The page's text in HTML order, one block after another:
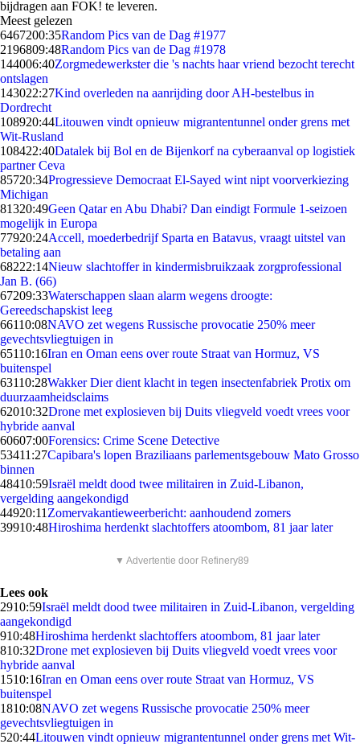
bijdragen aan FOK! te leveren.
Meest gelezen
6467200:35Random Pics van de Dag #1977
2196809:48Random Pics van de Dag #1978
144006:40Zorgmedewerkster die 's nachts haar vriend bezocht terecht
ontslagen
143022:27Kind overleden na aanrijding door AH-bestelbus in
Dordrecht
108920:44Litouwen vindt opnieuw migrantentunnel onder grens met
Wit-Rusland
108422:40Datalek bij Bol en de Bijenkorf na cyberaanval op logistiek
partner Ceva
85720:34Progressieve Democraat El-Sayed wint nipt voorverkiezing
Michigan
81320:49Geen Qatar en Abu Dhabi? Dan eindigt Formule 1-seizoen
mogelijk in Europa
77920:24Accell, moederbedrijf Sparta en Batavus, vraagt uitstel van
betaling aan
68222:14Nieuw slachtoffer in kindermisbruikzaak zorgprofessional
Jan B. (66)
67209:33Waterschappen slaan alarm wegens droogte:
Gereedschapskist leeg
66110:08NAVO zet wegens Russische provocatie 250% meer
gevechtsvliegtuigen in
65110:16Iran en Oman eens over route Straat van Hormuz, VS
buitenspel
63110:28Wakker Dier dient klacht in tegen insectenfabriek Protix om
duurzaamheidsclaims
62010:32Drone met explosieven bij Duits vliegveld voedt vrees voor
hybride aanval
60607:00Forensics: Crime Scene Detective
53411:27Capibara's lopen Braziliaans parlementsgebouw Mato Grosso
binnen
48410:59Israël meldt dood twee militairen in Zuid-Libanon,
vergelding aangekondigd
44920:11 Zomervakantieweerbericht: aanhoudend zomers
39910:48Hiroshima herdenkt slachtoffers atoombom, 81 jaar later
▼ Advertentie door Refinery89
Lees ook
2910:59Israël meldt dood twee militairen in Zuid-Libanon, vergelding
aangekondigd
910:48Hiroshima herdenkt slachtoffers atoombom, 81 jaar later
810:32Drone met explosieven bij Duits vliegveld voedt vrees voor
hybride aanval
1510:16Iran en Oman eens over route Straat van Hormuz, VS
buitenspel
1810:08NAVO zet wegens Russische provocatie 250% meer
gevechtsvliegtuigen in
520:44Litouwen vindt opnieuw migrantentunnel onder grens met Wit-